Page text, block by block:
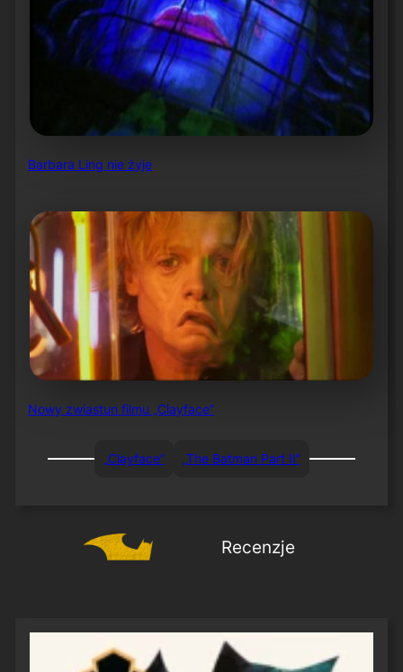
Barbara Ling nie żyje
Nowy zwiastun filmu „Clayface”
„Clayface” „The Batman Part II”
Recenzje